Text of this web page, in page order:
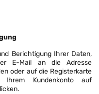
Berichtigung Ihrer Daten,
E-Mail an die Adresse
oder auf die Registerkarte
Kundenkonto auf